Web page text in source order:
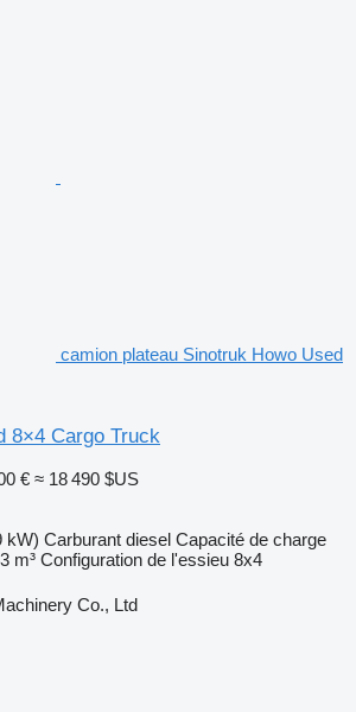
camion plateau Sinotruk Howo Used
8×4 Cargo Truck
€ ≈ 18 490 $US
kW) Carburant diesel Capacité de charge
m³ Configuration de l'essieu 8x4
Co., Ltd